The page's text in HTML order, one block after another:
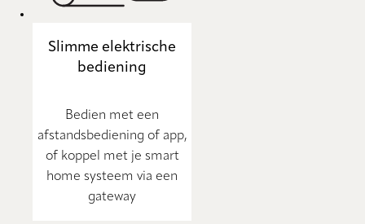
Slimme elektrische
bediening
Bedien met een
afstandsbediening of app,
of koppel met je smart
home systeem via een
gateway